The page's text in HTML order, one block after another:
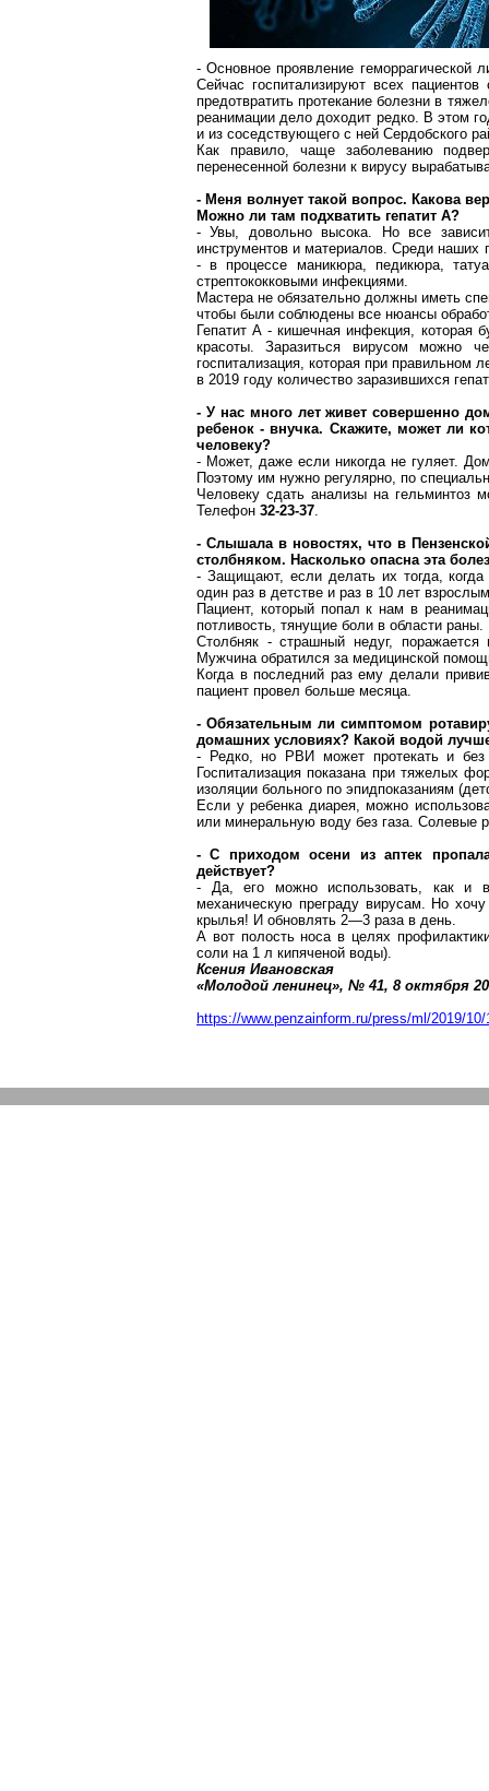
- Основное проявление геморрагической
Сейчас госпитализируют всех
предотвратить протекание болезни в
реанимации дело доходит редко. В этом
и из соседствующего с ней Сердобского
Как правило, чаще заболеванию
перенесенной болезни к вирусу
- Меня волнует такой вопрос. Какова
Можно ли там подхватить гепатит А?
- Увы, довольновысока. Но все
инструментов и материалов. Среди наших
- в процессе маникюра, педикюра,
стрептококковыми инфекциями.
Мастера не обязательно должны иметь
чтобы были соблюдены все нюансы
Гепатит А - кишечная инфекция, которая
красоты. Заразиться вирусом можно
госпитализация, которая при правильном
в 2019 году количество заразившихся
- У нас много лет живет совершенно
ребенок - внучка. Скажите, может ли
человеку?
- Может, даже если никогда не гуляет.
Поэтому им нужно регулярно, по
Человеку сдать анализы на гельминтоз
Телефон 32-23-37.
- Слышала в новостях, что в
столбняком. Насколько опасна эта
- Защищают, если делать их тогда, когда
один раз в детстве и раз в 10 лет
Пациент, который попал к нам в
потливость, тянущие боли в области раны.
Столбняк - страшный недуг,
Мужчина обратился за медицинской
Когда в последний раз ему делали
пациент провел больше месяца.
- Обязательным ли симптомом
домашних условиях? Какой водой
- Редко, но
РВИ может протекать и
Госпитализация показана при тяжелых
изоляции больного по эпидпоказаниям
Если у ребенка диарея, можно
или минеральную воду без газа. Солевые
- С приходом осени из аптек
действует?
- Да, его можно использовать, как и
механическую преграду вирусам. Но
крылья! И обновлять 2—3 раза в день.
А вот полость носа в целях
соли на 1 л кипяченой воды).
Ксения Ивановская
«Молодой ленинец», № 41, 8 октября
https://www.penzainform.ru/press/ml/2019/